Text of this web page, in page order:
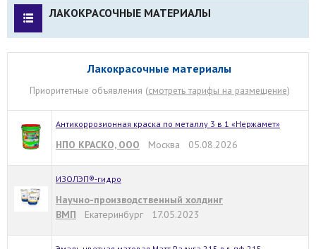
ЛАКОКРАСОЧНЫЕ МАТЕРИАЛЫ
Лакокрасочные материалы
Приоритетные объявления (смотреть тарифы на размещение)
Антикоррозионная краска по металлу 3 в 1 «Нержамет»
НПО КРАСКО, ООО Москва 05.08.2026
ИЗОЛЭП®-гидро
Научно-производственный холдинг
ВМП Екатеринбург 17.05.2023